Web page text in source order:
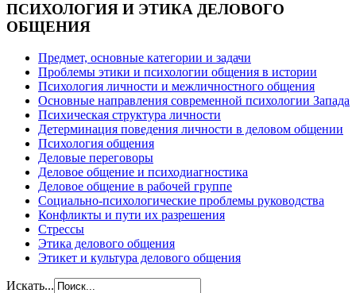
ПСИХОЛОГИЯ И ЭТИКА ДЕЛОВОГО
ОБЩЕНИЯ
Предмет, основные категории и задачи
Проблемы этики и психологии общения в истории
Психология личности и межличностного общения
Основные направления современной психологии Запада
Психическая структура личности
Детерминация поведения личности в деловом общении
Психология общения
Деловые переговоры
Деловое общение и психодиагностика
Деловое общение в рабочей группе
Cоциально-психологические проблемы руководства
Конфликты и пути их разрешения
Стрессы
Этика делового общения
Этикет и культура делового общения
Искать...